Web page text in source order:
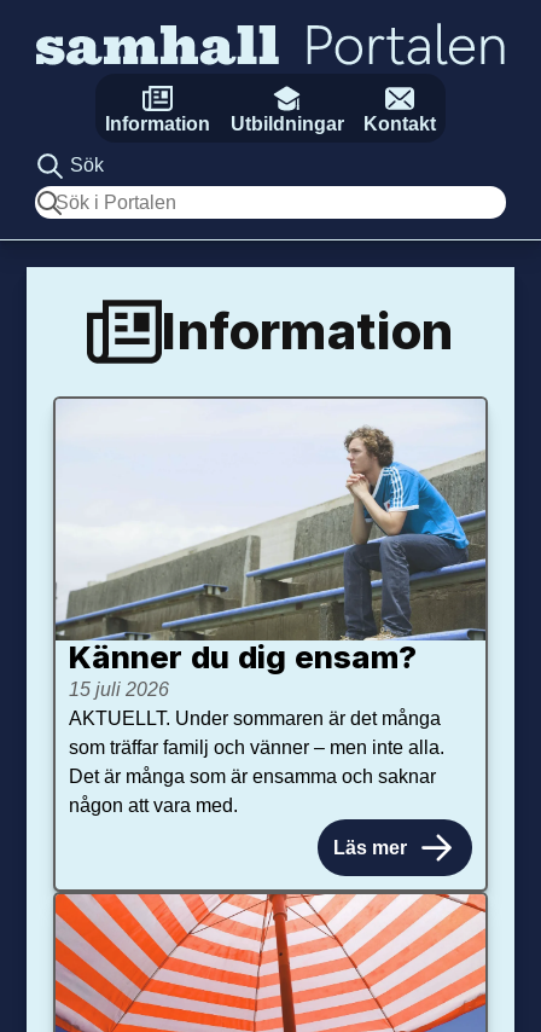
Information Utbildningar
Kontakt
Sök
Sök
Information
Känner du dig ensam?
15 juli 2026
AKTUELLT. Under sommaren är det många
som träffar familj och vänner – men inte alla.
Det är många som är ensamma och saknar
någon att vara med.
Läs mer